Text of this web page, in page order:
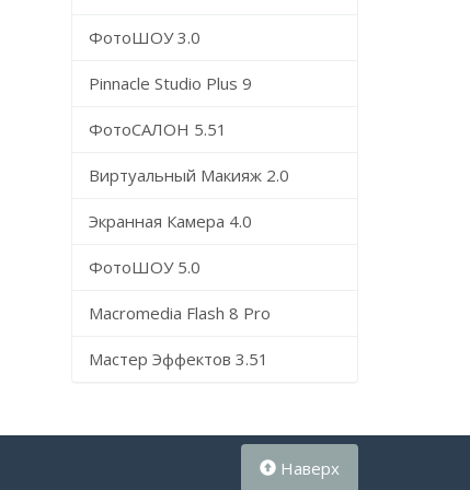
ФотоШОУ 3.0
Pinnacle Studio Plus 9
ФотоСАЛОН 5.51
Виртуальный Макияж 2.0
Экранная Камера 4.0
ФотоШОУ 5.0
Macromedia Flash 8 Pro
Мастер Эффектов 3.51
Наверх